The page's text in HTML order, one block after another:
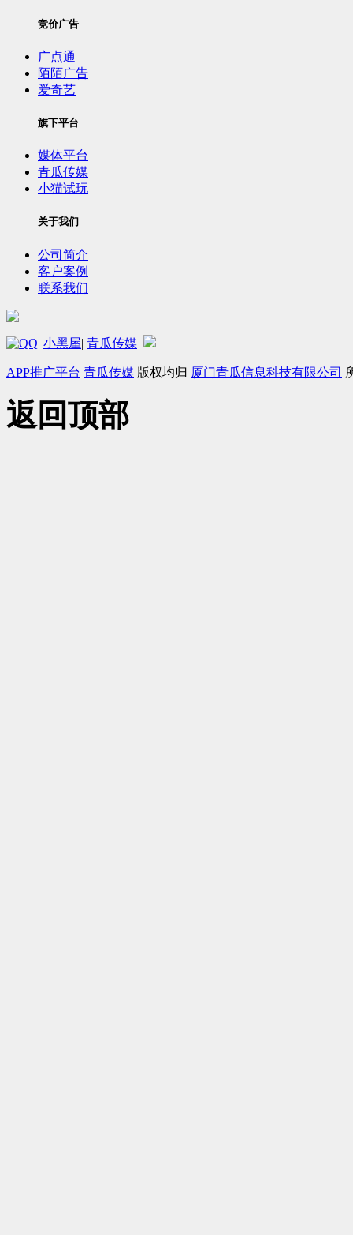
竞价广告
广点通
陌陌广告
爱奇艺
旗下平台
媒体平台
青瓜传媒
小猫试玩
关于我们
公司简介
客户案例
联系我们
| 小黑屋| 青瓜传媒
APP推广平台 青瓜传媒 版权均归 厦门青瓜信息科技有限公司
返回顶部